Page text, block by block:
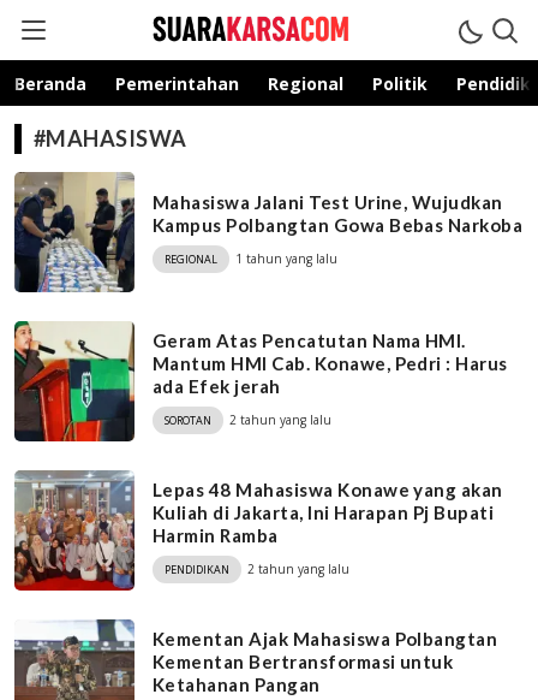
suarakarsa.com
Informasi terpercaya
Beranda Pemerintahan Regional Politik
#MAHASISWA
Mahasiswa Jalani Test Urine, Wujudkan
Kampus Polbangtan Gowa Bebas Narkoba
REGIONAL 1 tahun yang lalu
Geram Atas Pencatutan Nama HMI.
Mantum HMI Cab. Konawe, Pedri : Harus
ada Efek jerah
SOROTAN 2 tahun yang lalu
Lepas 48 Mahasiswa Konawe yang akan
Kuliah di Jakarta, Ini Harapan Pj Bupati
Harmin Ramba
PENDIDIKAN 2 tahun yang lalu
Kementan Ajak Mahasiswa Polbangtan
Kementan Bertransformasi untuk
Ketahanan Pangan